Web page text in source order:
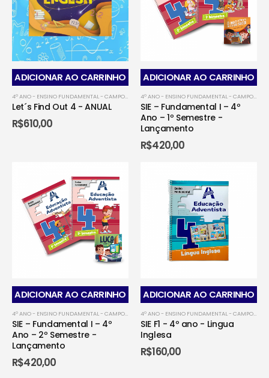
ADICIONAR AO CARRINHO
4º ANO - ENSINO FUNDAMENTAL - CAMPO GRANDENSE ,4º ANO - ENSINO FUNDAMENTAL -
Let´s Find Out 4 - ANUAL
R$610,00
ADICIONAR AO CARRINHO
4º ANO - ENSINO FUNDAMENTAL - CAMPO GRANDENSE
SIE – Fundamental I – 4º
Ano – 1º Semestre -
Lançamento
R$420,00
ADICIONAR AO CARRINHO
4º ANO - ENSINO FUNDAMENTAL - CAMPO GRANDENSE ,4º ANO - ENSINO FUNDAMENTAL -
SIE – Fundamental I – 4º
Ano – 2º Semestre -
Lançamento
R$420,00
ADICIONAR AO CARRINHO
4º ANO - ENSINO FUNDAMENTAL - CAMPO GRANDENSE
SIE F1 - 4º ano - Lingua
Inglesa
R$160,00